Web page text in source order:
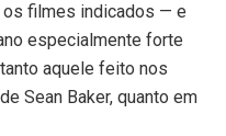
filmes indicados — e
especialmente forte
aquele feito nos
Sean Baker, quanto em